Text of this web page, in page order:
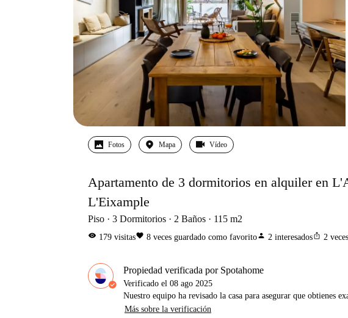
Fotos Mapa Vídeo
Apartamento de 3 dormitorios en alquiler en
L'Eixample
Piso 3 Dormitorios 2 Baños 115 m2
visibility 179 visitasfavorite 8 veces guardado como favoritoperson 2 interesadosios_share 2
Propiedad verificada por Spotahome
Verificado el 08 ago 2025
Nuestro equipo ha revisado la casa para asegurar que obtienes
Más sobre la verificación